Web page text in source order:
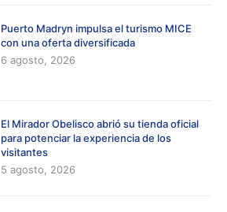
Puerto Madryn impulsa el turismo MICE
con una oferta diversificada
6 agosto, 2026
El Mirador Obelisco abrió su tienda oficial
para potenciar la experiencia de los
visitantes
5 agosto, 2026